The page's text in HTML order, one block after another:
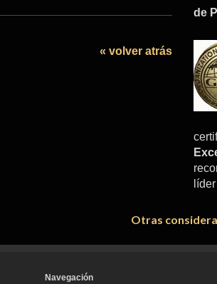
« volver atrás
de
Otras
Navegación